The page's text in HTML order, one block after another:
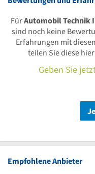
FürAutomobil Technik
sind noch keine
Erfahrungen mit
teilen Sie diese
Geben Sie
Empfohlene Anbieter